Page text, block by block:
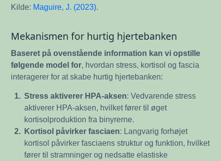
Kilde: Maguire, J. (2023).
Mekanismen for hurtig hjertebanken
Baseret på ovenstående information kan vi opstille
følgende model for, hvordan stress, kortisol og fascia
interagerer for at skabe hurtig hjertebanken:
1. Stress aktiverer HPA-aksen: Vedvarende stress
aktiverer HPA-aksen, hvilket fører til øget
kortisolproduktion fra binyrerne.
2.
Kortisol påvirker fasciaen: Langvarig forhøjet
kortisol påvirker fasciaens struktur og funktion, hvilket
fører til stramninger og nedsatte elastiske